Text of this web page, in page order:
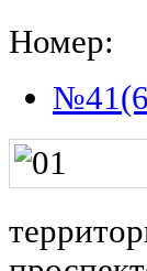
Номер: